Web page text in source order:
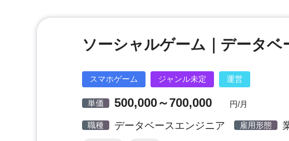
ソーシャルゲーム｜データベ
スマホゲーム ジャンル未定 運営
単価 500,000～700,000 円/月
職種 データベースエンジニア 雇用形態